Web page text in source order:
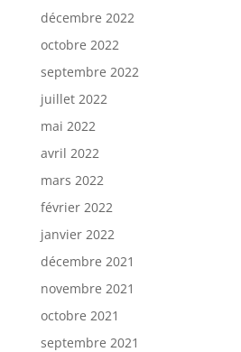
décembre 2022
octobre 2022
septembre 2022
juillet 2022
mai 2022
avril 2022
mars 2022
février 2022
janvier 2022
décembre 2021
novembre 2021
octobre 2021
septembre 2021